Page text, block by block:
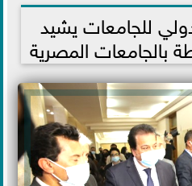
للجامعات يشيد
بالجامعات المصرية